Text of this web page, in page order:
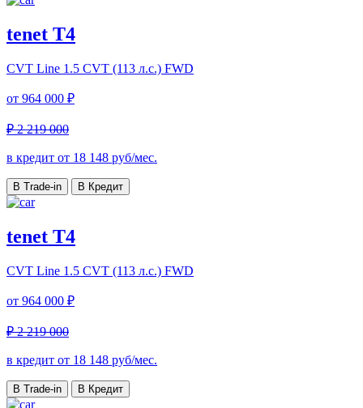
tenet T4
CVT Line 1.5 CVT (113 л.с.) FWD
от 964 000 ₽
₽ 2 219 000
в кредит от 18 148 руб/мес.
В Trade-in В Кредит
tenet T4
CVT Line 1.5 CVT (113 л.с.) FWD
от 964 000 ₽
₽ 2 219 000
в кредит от 18 148 руб/мес.
В Trade-in В Кредит